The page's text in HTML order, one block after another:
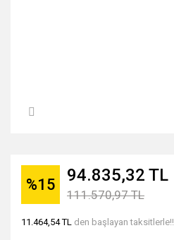
%15 94.835,32 TL
111.570,97 TL
11.464,54 TL den başlayan taksitlerle!!